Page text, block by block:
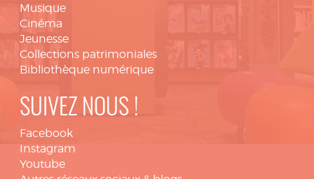
Musique
Cinéma
Jeunesse
Collections patrimoniales
Bibliothèque numérique
SUIVEZ NOUS !
Facebook
Instagram
Youtube